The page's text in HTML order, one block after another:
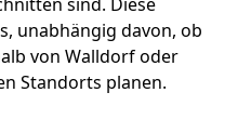
unabhängig davon, ob
von Walldorf oder
Standorts planen.